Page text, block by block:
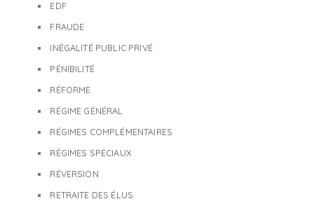
EDF
FRAUDE
INÉGALITÉ PUBLIC PRIVÉ
PÉNIBILITÉ
RÉFORME
RÉGIME GÉNÉRAL
RÉGIMES COMPLÉMENTAIRES
RÉGIMES SPÉCIAUX
RÉVERSION
RETRAITE DES ÉLUS